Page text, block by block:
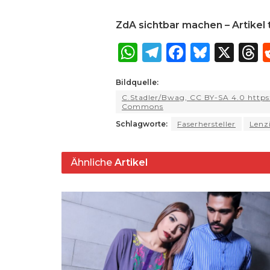
ZdA sichtbar machen – Artikel
W
a
ts
A
p
p
T
e
g
ra
m
F
c
b
o
o
k
B
e
k
y
X
T
d
s
Bildquelle:
C.Stadler/Bwag, CC BY-SA 4.0
Commons
Schlagworte:
Faserhersteller
Ähnliche Artikel